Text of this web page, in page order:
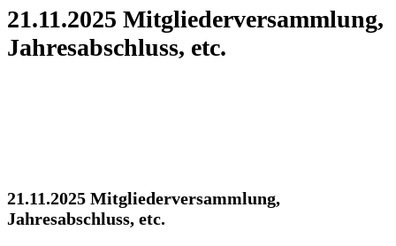
21.11.2025 Mitgliederversammlung,
Jahresabschluss, etc.
21.11.2025 Mitgliederversammlung,
Jahresabschluss, etc.